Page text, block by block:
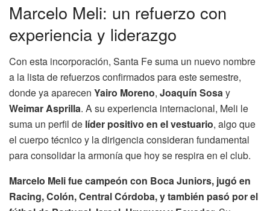
Marcelo Meli: un refuerzo con
experiencia y liderazgo
Con esta incorporación, Santa Fe suma un nuevo nombre
a la lista de refuerzos confirmados para este semestre,
donde ya aparecen Yairo Moreno, Joaquín Sosay
Weimar Asprilla. A su experiencia internacional, Meli le
suma un perfil de líder positivo en el vestuario, algo que
el cuerpo técnico y la dirigencia consideran fundamental
para consolidar la armonía que hoy se respira en el club.
Marcelo Meli fue campeón con Boca Juniors, jugó en
Racing, Colón, Central Córdoba, y también pasó por el